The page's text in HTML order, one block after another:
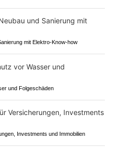
mit Elektro-Know-how
und Folgeschäden
Investments und Immobilien